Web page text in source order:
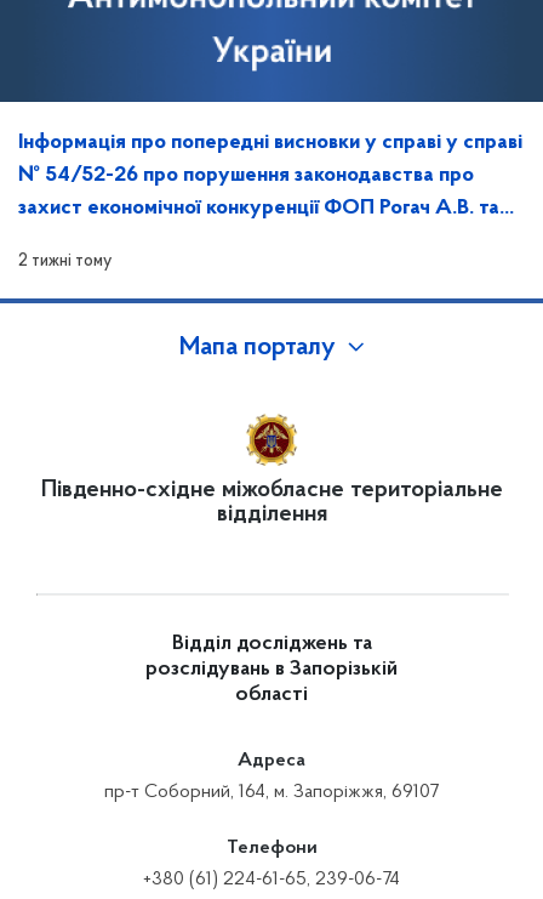
Інформація про попередні висновки у справі у справі
№ 54/52-26 про порушення законодавства про
захист економічної конкуренції ФОП Рогач А.В. та
розгляду
2 тижні тому
Мапа порталу
Південно-східне міжобласне територіальне
відділення
Відділ досліджень та
розслідувань в Запорізькій
області
Адреса
пр-т Соборний, 164, м. Запоріжжя, 69107
Телефони
+380 (61) 224-61-65, 239-06-74